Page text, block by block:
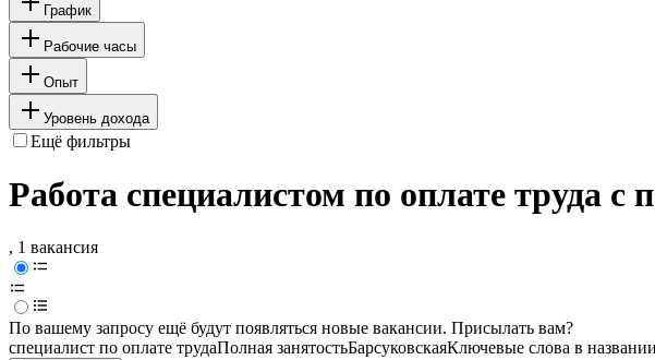
График
Рабочие часы
Опыт
Уровень дохода
Ещё фильтры
Работа специалистом по оплате труда с
, 1 вакансия
По вашему запросу ещё будут появляться новые вакансии. Присылать вам?
специалист по оплате трудаПолная занятостьБарсуковскаяКлючевые слова в